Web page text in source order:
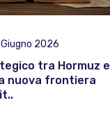
2026
tra Hormuz e
nuova frontiera